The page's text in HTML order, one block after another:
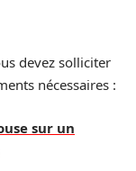
devez solliciter
nécessaires :
sur un